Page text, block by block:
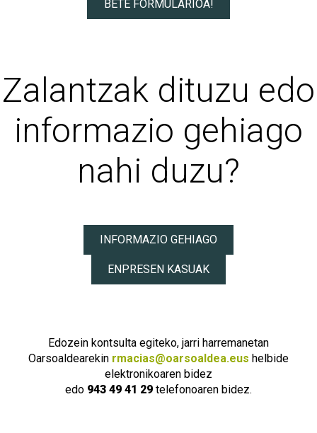
BETE FORMULARIOA!
Zalantzak dituzu edo
informazio gehiago
nahi duzu?
INFORMAZIO GEHIAGO
ENPRESEN KASUAK
Edozein kontsulta egiteko, jarri harremanetan
Oarsoaldearekin rmacias@oarsoaldea.eus helbide
elektronikoaren bidez
edo 943 49 41 29 telefonoaren bidez.